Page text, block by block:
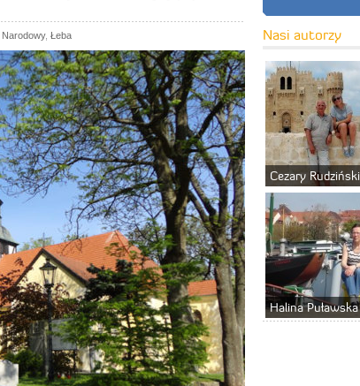
Narodowy, Łeba Nasi autorzy
Cezary Rudziński
Halina Puławska